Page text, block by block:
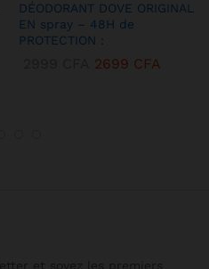
DÉODORANT DOVE ORIGINAL
EN spray – 48H de
PROTECTION :
2699 CFA